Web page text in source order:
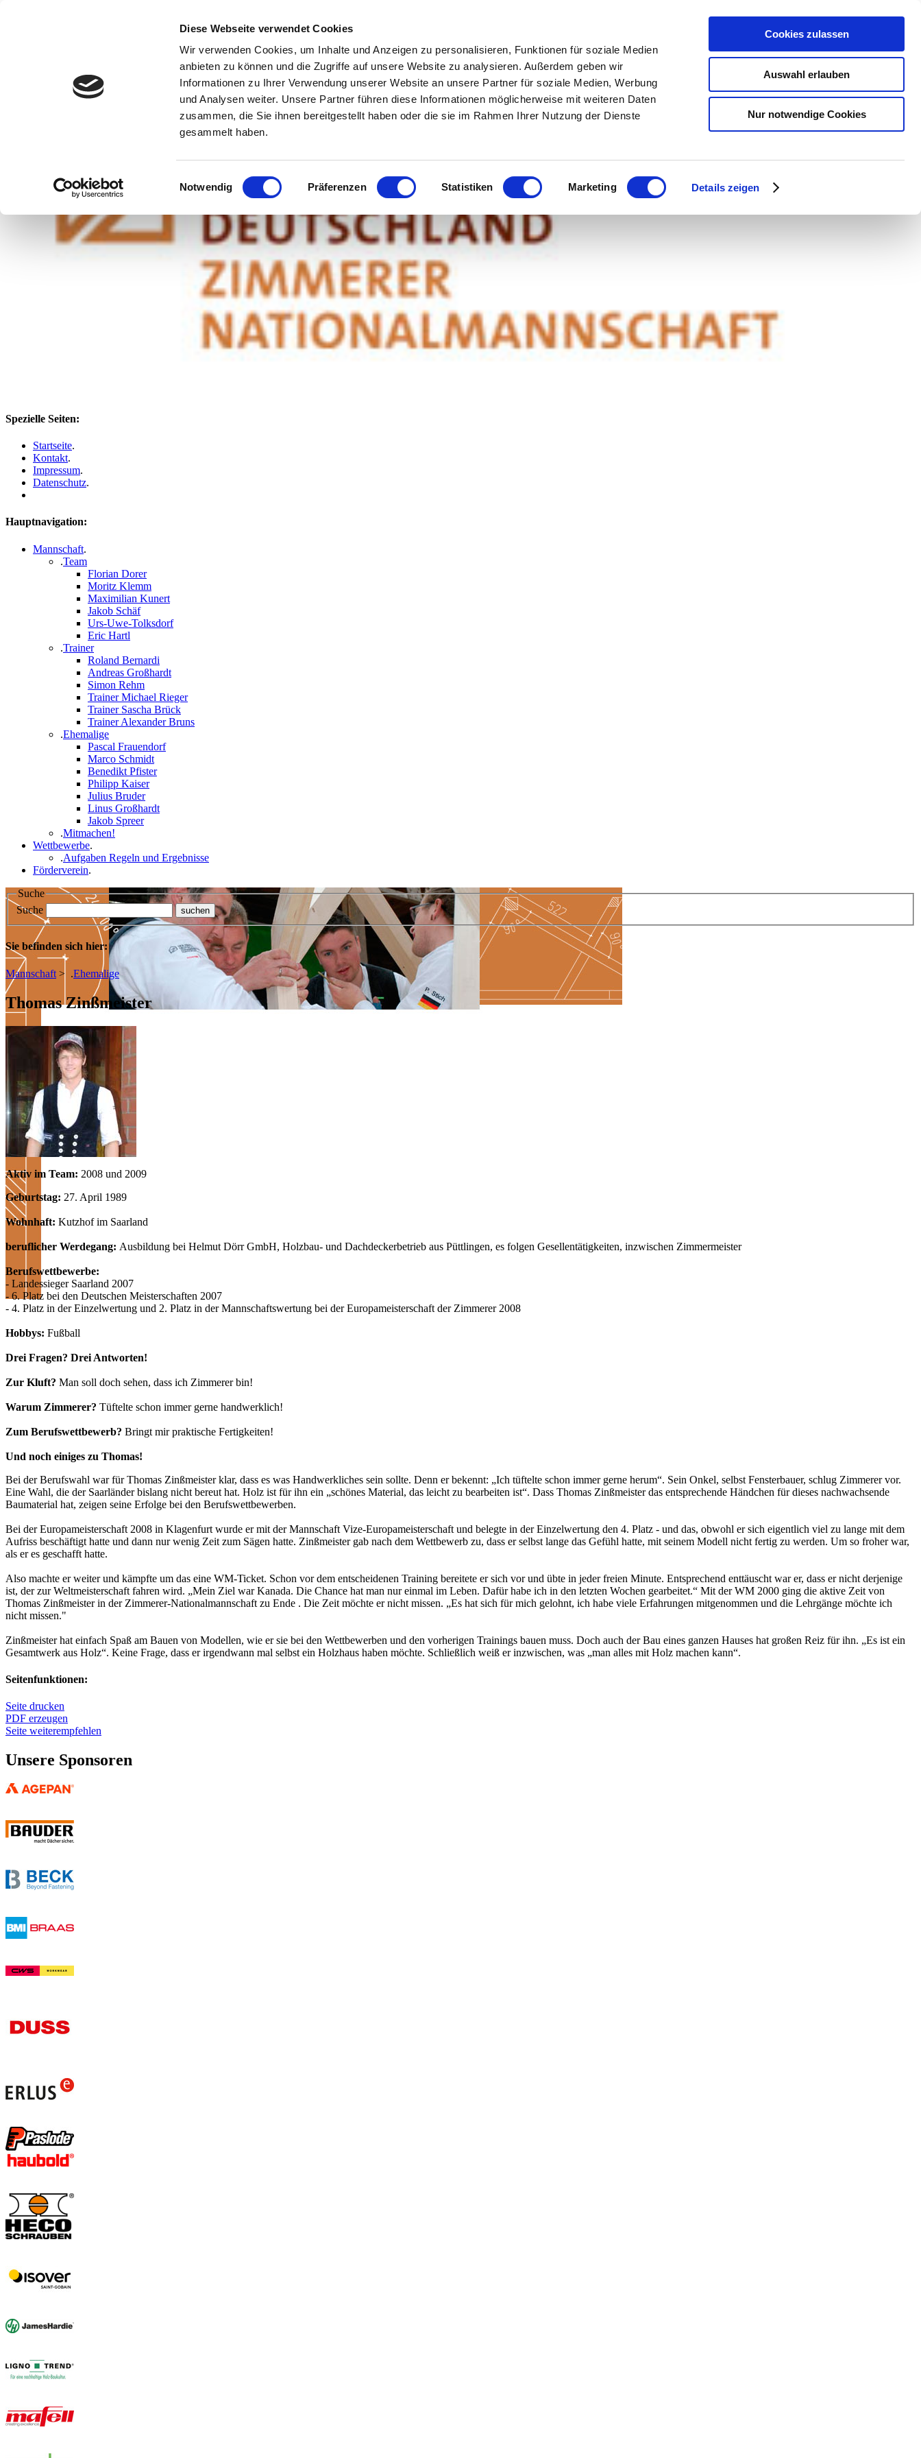
Diese Webseite verwendet Cookies
Wir verwenden Cookies, um Inhalte und Anzeigen zu personalisieren, Funktionen für soziale Medien
anbieten zu können und die Zugriffe auf unsere Website zu analysieren. Außerdem geben wir
Informationen zu Ihrer Verwendung unserer Website an unsere Partner für soziale Medien, Werbung
und Analysen weiter. Unsere Partner führen diese Informationen möglicherweise mit weiteren Daten
zusammen, die Sie ihnen bereitgestellt haben oder die sie im Rahmen Ihrer Nutzung der Dienste
gesammelt haben.
Einwilligungsauswahl
Notwendig Präferenzen Statistiken Marketing Details zeigen
Cookies zulassen
Auswahl erlauben
Nur notwendige Cookies
Spezielle Seiten:
Startseite.
Kontakt.
Impressum.
Datenschutz.
Hauptnavigation:
Mannschaft.
.Team
Florian Dorer
Moritz Klemm
Maximilian Kunert
Jakob Schäf
Urs-Uwe-Tolksdorf
Eric Hartl
.Trainer
Roland Bernardi
Andreas Großhardt
Simon Rehm
Trainer Michael Rieger
Trainer Sascha Brück
Trainer Alexander Bruns
.Ehemalige
Pascal Frauendorf
Marco Schmidt
Benedikt Pfister
Philipp Kaiser
Julius Bruder
Linus Großhardt
Jakob Spreer
.Mitmachen!
Wettbewerbe.
.Aufgaben Regeln und Ergebnisse
Förderverein.
Suche
Suche
Sie befinden sich hier:
Mannschaft > .Ehemalige
Thomas Zinßmeister
Aktiv im Team: 2008 und 2009
Geburtstag: 27. April 1989
Wohnhaft: Kutzhof im Saarland
beruflicher Werdegang: Ausbildung bei Helmut Dörr GmbH, Holzbau- und Dachdeckerbetrieb aus Püttlingen, es folgen Gesellentätigkeiten, inzwischen Zimmermeister
Berufswettbewerbe:
- Landessieger Saarland 2007
- 6. Platz bei den Deutschen Meisterschaften 2007
- 4. Platz in der Einzelwertung und 2. Platz in der Mannschaftswertung bei der Europameisterschaft der Zimmerer 2008
Hobbys: Fußball
Drei Fragen? Drei Antworten!
Zur Kluft? Man soll doch sehen, dass ich Zimmerer bin!
Warum Zimmerer? Tüftelte schon immer gerne handwerklich!
Zum Berufswettbewerb? Bringt mir praktische Fertigkeiten!
Und noch einiges zu Thomas!
Bei der Berufswahl war für Thomas Zinßmeister klar, dass es was Handwerkliches sein sollte. Denn er bekennt: „Ich tüftelte schon immer gerne herum“. Sein Onkel, selbst Fensterbauer, schlug Zimmerer vor.
Eine Wahl, die der Saarländer bislang nicht bereut hat. Holz ist für ihn ein „schönes Material, das leicht zu bearbeiten ist“. Dass Thomas Zinßmeister das entsprechende Händchen für dieses nachwachsende
Baumaterial hat, zeigen seine Erfolge bei den Berufswettbewerben.
Bei der Europameisterschaft 2008 in Klagenfurt wurde er mit der Mannschaft Vize-Europameisterschaft und belegte in der Einzelwertung den 4. Platz - und das, obwohl er sich eigentlich viel zu lange mit dem
Aufriss beschäftigt hatte und dann nur wenig Zeit zum Sägen hatte. Zinßmeister gab nach dem Wettbewerb zu, dass er selbst lange das Gefühl hatte, mit seinem Modell nicht fertig zu werden. Um so froher war,
als er es geschafft hatte.
Also machte er weiter und kämpfte um das eine WM-Ticket. Schon vor dem entscheidenen Training bereitete er sich vor und übte in jeder freien Minute. Entsprechend enttäuscht war er, dass er nicht derjenige
ist, der zur Weltmeisterschaft fahren wird. „Mein Ziel war Kanada. Die Chance hat man nur einmal im Leben. Dafür habe ich in den letzten Wochen gearbeitet.“ Mit der WM 2000 ging die aktive Zeit von
Thomas Zinßmeister in der Zimmerer-Nationalmannschaft zu Ende . Die Zeit möchte er nicht missen. „Es hat sich für mich gelohnt, ich habe viele Erfahrungen mitgenommen und die Lehrgänge möchte ich
nicht missen."
Zinßmeister hat einfach Spaß am Bauen von Modellen, wie er sie bei den Wettbewerben und den vorherigen Trainings bauen muss. Doch auch der Bau eines ganzen Hauses hat großen Reiz für ihn. „Es ist ein
Gesamtwerk aus Holz“. Keine Frage, dass er irgendwann mal selbst ein Holzhaus haben möchte. Schließlich weiß er inzwischen, was „man alles mit Holz machen kann“.
Seitenfunktionen:
Seite drucken
PDF erzeugen
Seite weiterempfehlen
Unsere Sponsoren